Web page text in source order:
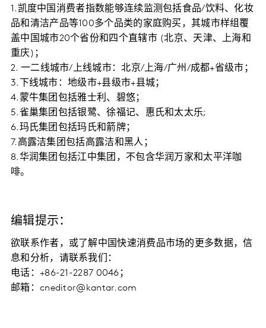
1.凯度中国消费者指数能够连续监测包括食品/饮料、化妆
品和清洁产品等100多个品类的家庭购买，其城市样组覆
盖中国城市20个省份和四个直辖市 (北京、天津、上海和
重庆)；
2. 一二线城市/上线城市：北京/上海/广州/成都+省级市；
3.下线城市：地级市+县级市+县城；
4.蒙牛集团包括雅士利、碧悠；
5.雀巢集团包括银鹭、徐福记、惠氏和太太乐;
6.玛氏集团包括玛氏和箭牌；
7.高露洁集团包括高露洁和黑人；
8.华润集团包括江中集团，不包含华润万家和太平洋咖
啡。
编辑提示：
欲联系作者，或了解中国快速消费品市场的更多数据，信
息和分析，请联系我们：
电话：+86-21-2287 0046；
邮箱：cneditor@kantar.com